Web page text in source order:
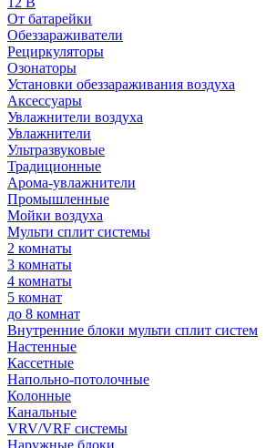
От батарейки
Обеззараживатели
Рециркуляторы
Озонаторы
Установки обеззараживания воздуха
Аксессуары
Увлажнители воздуха
Увлажнители
Ультразвуковые
Традиционные
Арома-увлажнители
Промышленные
Мойки воздуха
Мульти сплит системы
2 комнаты
3 комнаты
4 комнаты
5 комнат
до 8 комнат
Внутренние блоки мульти сплит систем
Настенные
Кассетные
Напольно-потолочные
Колонные
Канальные
VRV/VRF системы
Наружные блоки